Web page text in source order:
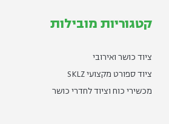
קטגוריות מובילות
ציוד כושר ואירובי
ציוד ספורט מקצועי SKLZ
מכשירי כוח וציוד לחדרי כושר